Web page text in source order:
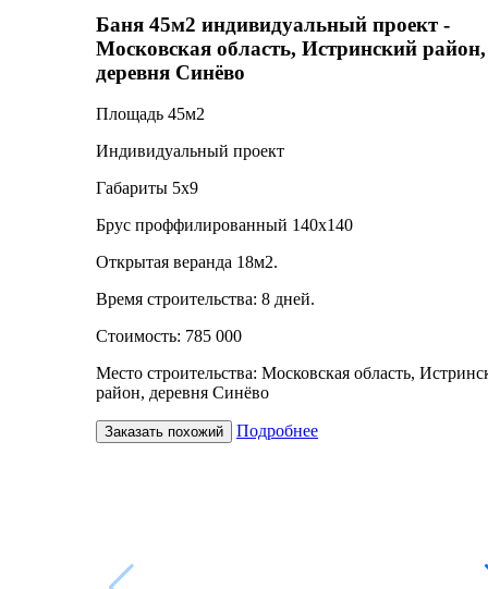
Баня 45м2 индивидуальный проект -
Московская область, Истринский район,
деревня Синёво
Площадь 45м2
Индивидуальный проект
Габариты 5х9
Брус проффилированный 140х140
Открытая веранда 18м2.
Время строительства: 8 дней.
Стоимость: 785 000
Место строительства: Московская область,
район, деревня Синёво
Заказать похожий Подробнее